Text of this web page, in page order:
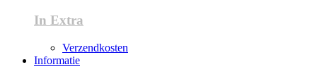
In Extra
Verzendkosten
Informatie